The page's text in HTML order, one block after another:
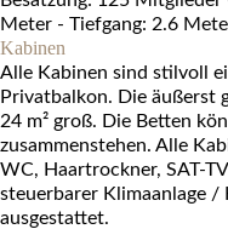
Meter - Tiefgang: 2.6
Kabinen
Alle Kabinen sind stilvoll
Privatbalkon. Die äußerst
24 m² groß. Die Betten
zusammenstehen. Alle
WC, Haartrockner, SAT-
steuerbarer Klimaanlage /
ausgestattet.